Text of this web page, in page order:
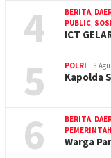
4 BERITA
PUBLIC
ICT
5 POLRI 8
Kapolda
6 BERITA
PEMERINTAH
Warga